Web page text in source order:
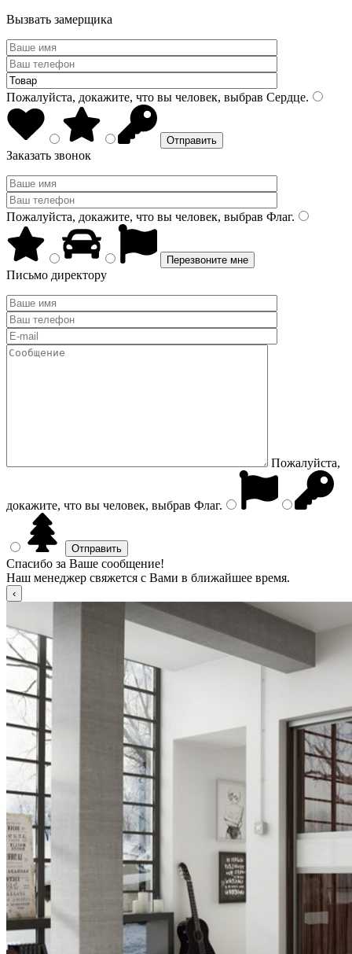
Вызвать замерщика
Пожалуйста, докажите, что вы человек, выбрав Сердце.
Заказать звонок
Пожалуйста, докажите, что вы человек, выбрав Флаг.
Письмо директору
Пожалуйста,
докажите, что вы человек, выбрав Флаг.
Спасибо за Ваше сообщение!
Наш менеджер свяжется с Вами в ближайшее время.